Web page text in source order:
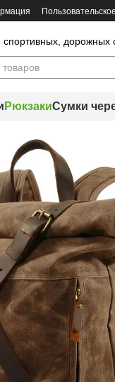
спортивных, дорожных
РюкзакиСумки